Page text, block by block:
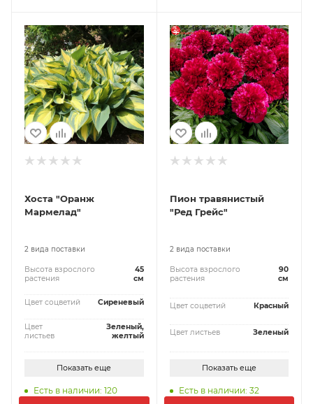
Хоста "Оранж
Мармелад"
2 вида поставки
Высота взрослого
растения
45
см
Цвет соцветий Сиреневый
Цвет
листьев
Зеленый,
желтый
Показать еще
Есть в наличии: 120
Пион травянистый
"Ред Грейс"
2 вида поставки
Высота взрослого
растения
90
см
Цвет соцветий Красный
Цвет листьев Зеленый
Показать еще
Есть в наличии: 32